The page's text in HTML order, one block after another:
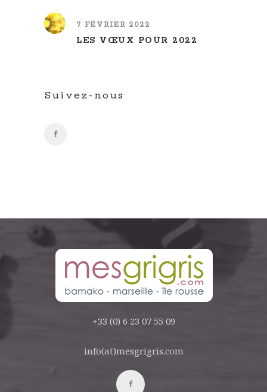
7 FÉVRIER 2022
LES VŒUX POUR 2022
Suivez-nous
+33 (0) 6 23 07 55 09
info(at)mesgrigris.com